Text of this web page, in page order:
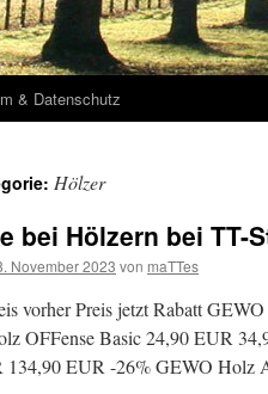
& Datenschutz
Hölzer
bei Hölzern bei TT-
November 2023 von maTTes
vorher Preis jetzt Rabatt
OFFense Basic 24,90 EUR
134,90 EUR -26% GEWO